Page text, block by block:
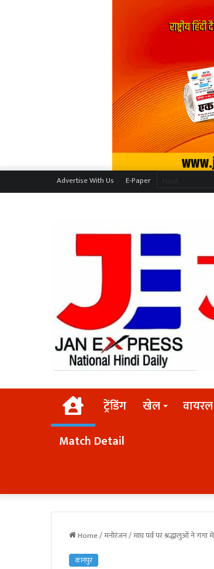
Advertise With Us E-Paper
Homeट्रेंडिंग खेल वायरल
Match Detail
Home/मनोरंजन/माघ पर्व पर श्रद्धालुओं ने
कानपुर